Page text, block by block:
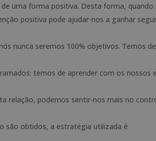
uma forma positiva. Desta forma, quando
positiva pode ajudar-nos a ganhar
nunca seremos 100% objetivos. Temos
temos de aprender com os nossos
relação, podemos sentir-nos mais no
são obtidos, a estratégia utilizada é